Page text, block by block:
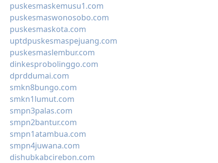
puskesmaskemusu1.com
puskesmaswonosobo.com
puskesmaskota.com
uptdpuskesmaspejuang.com
puskesmaslembur.com
dinkesprobolinggo.com
dprddumai.com
smkn8bungo.com
smkn1lumut.com
smpn3palas.com
smpn2bantur.com
smpn1atambua.com
smpn4juwana.com
dishubkabcirebon.com